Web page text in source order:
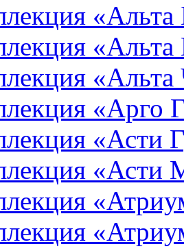
«Альта
«Альта
«Арго
«Асти
«Асти